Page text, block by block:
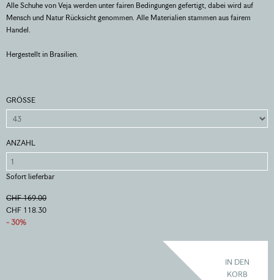
Alle Schuhe von Veja werden unter fairen Bedingungen gefertigt, dabei wird auf
Mensch und Natur Rücksicht genommen. Alle Materialien stammen aus fairem
Handel.
Hergestellt in Brasilien.
GRÖSSE
ANZAHL
Sofort lieferbar
CHF 169.00
CHF 118.30
- 30%
IN DEN
KORB